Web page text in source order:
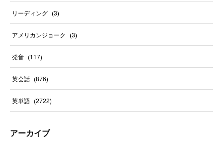
リーディング (3)
アメリカンジョーク (3)
発音 (117)
英会話 (876)
英単語 (2722)
アーカイブ